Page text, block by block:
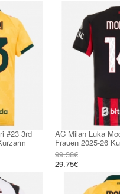
#23 3rd AC Milan Luka
Frauen 2025-26
99.38€
29.75€